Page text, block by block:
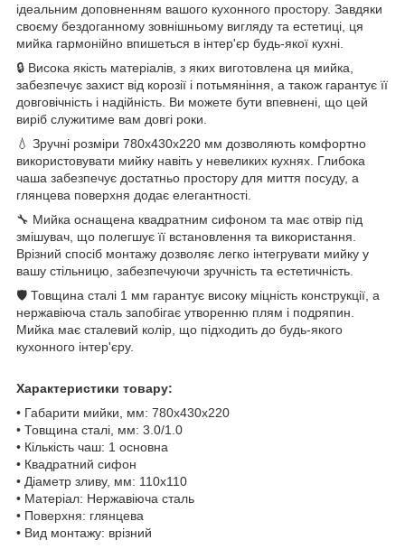
ідеальним доповненням вашого кухонного простору. Завдяки
своєму бездоганному зовнішньому вигляду та естетиці, ця
мийка гармонійно впишеться в інтер'єр будь-якої кухні.
🔒 Висока якість матеріалів, з яких виготовлена ця мийка,
забезпечує захист від корозії і потьмяніння, а також гарантує її
довговічність і надійність. Ви можете бути впевнені, що цей
виріб служитиме вам довгі роки.
💧 Зручні розміри 780х430х220 мм дозволяють комфортно
використовувати мийку навіть у невеликих кухнях. Глибока
чаша забезпечує достатньо простору для миття посуду, а
глянцева поверхня додає елегантності.
🔧 Мийка оснащена квадратним сифоном та має отвір під
змішувач, що полегшує її встановлення та використання.
Врізний спосіб монтажу дозволяє легко інтегрувати мийку у
вашу стільницю, забезпечуючи зручність та естетичність.
🛡️ Товщина сталі 1 мм гарантує високу міцність конструкції, а
нержавіюча сталь запобігає утворенню плям і подряпин.
Мийка має сталевий колір, що підходить до будь-якого
кухонного інтер'єру.
Характеристики товару:
• Габарити мийки, мм: 780х430х220
• Товщина сталі, мм: 3.0/1.0
• Кількість чаш: 1 основна
• Квадратний сифон
• Діаметр зливу, мм: 110х110
• Матеріал: Нержавіюча сталь
• Поверхня: глянцева
• Вид монтажу: врізний